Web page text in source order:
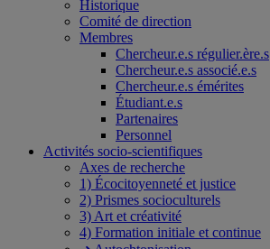
Historique
Comité de direction
Membres
Chercheur.e.s régulier.ère.s
Chercheur.e.s associé.e.s
Chercheur.e.s émérites
Étudiant.e.s
Partenaires
Personnel
Activités socio-scientifiques
Axes de recherche
1) Écocitoyenneté et justice
2) Prismes socioculturels
3) Art et créativité
4) Formation initiale et continue